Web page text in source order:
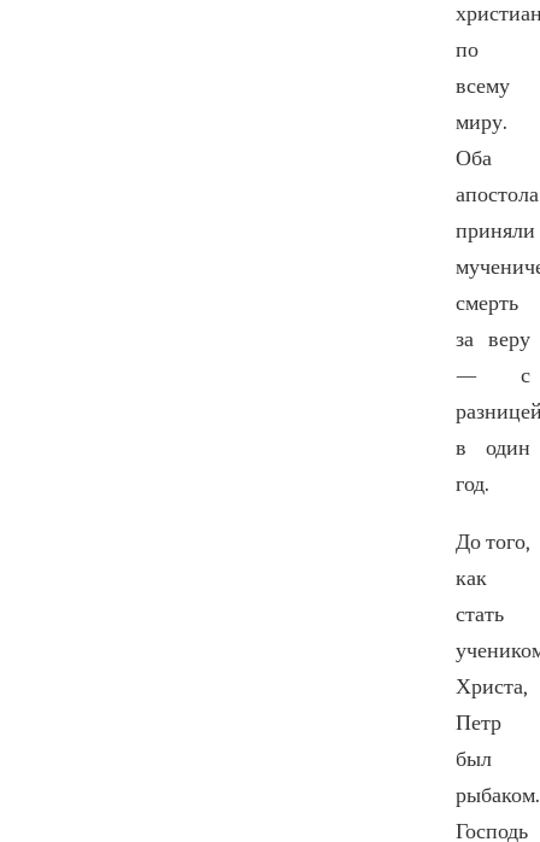
по
всему
миру.
Оба
апостола
приняли
смерть
за веру
— с
в один
год.
До того,
как
стать
Христа,
Петр
был
рыбаком.
Господь